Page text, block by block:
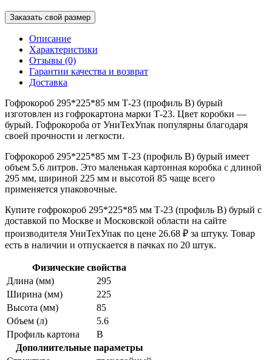
Заказать свой размер
Описание
Характеристики
Отзывы (0)
Гарантии качества и возврат
Доставка
Гофрокороб 295*225*85 мм Т-23 (профиль B) бурый
изготовлен из гофрокартона марки Т-23. Цвет коробки —
бурый. Гофрокороба от УниТехУпак популярны благодаря
своей прочности и легкости.
Гофрокороб 295*225*85 мм Т-23 (профиль B) бурый имеет
объем 5.6 литров. Это маленькая картонная коробка с длиной
295 мм, шириной 225 мм и высотой 85 чаще всего
применяется упаковочные.
Купите гофрокороб 295*225*85 мм Т-23 (профиль B) бурый с
доставкой по Москве и Московской области на сайте
производителя УниТехУпак по цене 26.68 ₽ за штуку. Товар
есть в наличии и отпускается в пачках по 20 штук.
Физические свойства
Длина (мм)
295
Ширина (мм)
225
Высота (мм)
85
Объем (л)
5.6
Профиль картона
В
Дополнительные параметры